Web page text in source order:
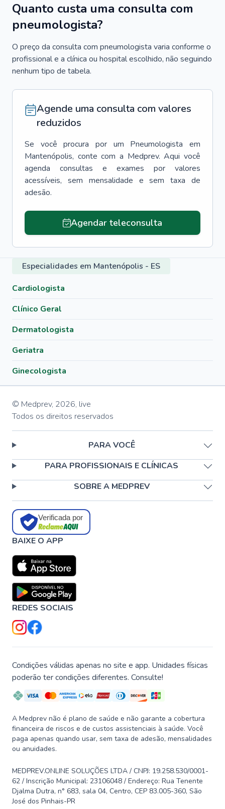
Quanto custa uma consulta com
pneumologista?
O preço da consulta com pneumologista varia conforme o
profissional e a clínica ou hospital escolhido, não seguindo
nenhum tipo de tabela.
Agende uma consulta com valores
reduzidos
Se você procura por um Pneumologista
em
Mantenópolis, conte com a Medprev. Aqui você
agenda consultas e exames por valores
acessíveis, sem mensalidade e sem taxa de
adesão.
Agendar teleconsulta
Especialidades em Mantenópolis - ES
Cardiologista
Clínico Geral
Dermatologista
Geriatra
Ginecologista
© Medprev, 2026, live
Todos os direitos reservados
PARA VOCÊ
PARA PROFISSIONAIS E CLÍNICAS
SOBRE A MEDPREV
Verificada por
BAIXE O APP
REDES SOCIAIS
Condições válidas apenas no site e app. Unidades físicas
poderão ter condições diferentes. Consulte!
A Medprev não é plano de saúde e não garante a cobertura
financeira de riscos e de custos assistenciais à saúde. Você
paga apenas quando usar, sem taxa de adesão, mensalidades
ou anuidades.
MEDPREV.ONLINE SOLUÇÕES LTDA / CNPJ: 19.258.530/0001-
62 / Inscrição Municipal: 23106048 / Endereço: Rua Tenente
Djalma Dutra, n° 683, sala 04, Centro, CEP 83.005-360, São
José dos Pinhais-PR